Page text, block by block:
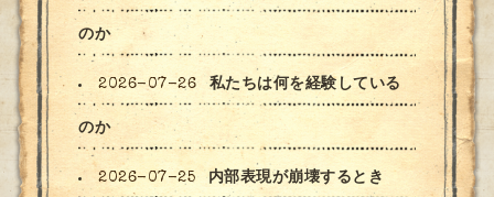
のか
2026-07-26 私たちは何を経験している
のか
2026-07-25 内部表現が崩壊するとき